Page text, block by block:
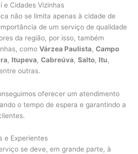
e Cidades Vizinhas
não se limita apenas à cidade de
de um serviço de qualidade
da região, por isso, também
como Várzea Paulista, Campo
, Itupeva, Cabreúva, Salto, Itu,
outras.
oferecer um atendimento
o tempo de espera e garantindo a
e Experientes
se deve, em grande parte, à